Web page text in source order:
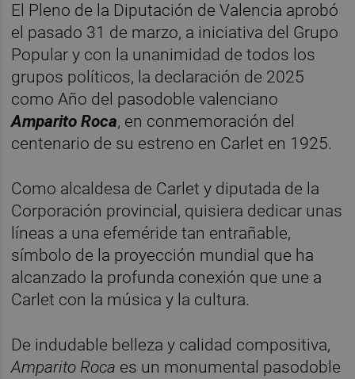
El Pleno de la Diputación de Valencia aprobó
el pasado 31 de marzo, a iniciativa del Grupo
Popular y con la unanimidad de todos los
grupos políticos, la declaración de 2025
como Año del pasodoble valenciano
Amparito Roca, en conmemoración del
centenario de su estreno en Carlet en 1925.
Como alcaldesa de Carlet y diputada de la
Corporación provincial, quisiera dedicar unas
líneas a una efeméride tan entrañable,
símbolo de la proyección mundial que ha
alcanzado la profunda conexión que une a
Carlet con la música y la cultura.
De indudable belleza y calidad compositiva,
Amparito Roca es un monumental pasodoble